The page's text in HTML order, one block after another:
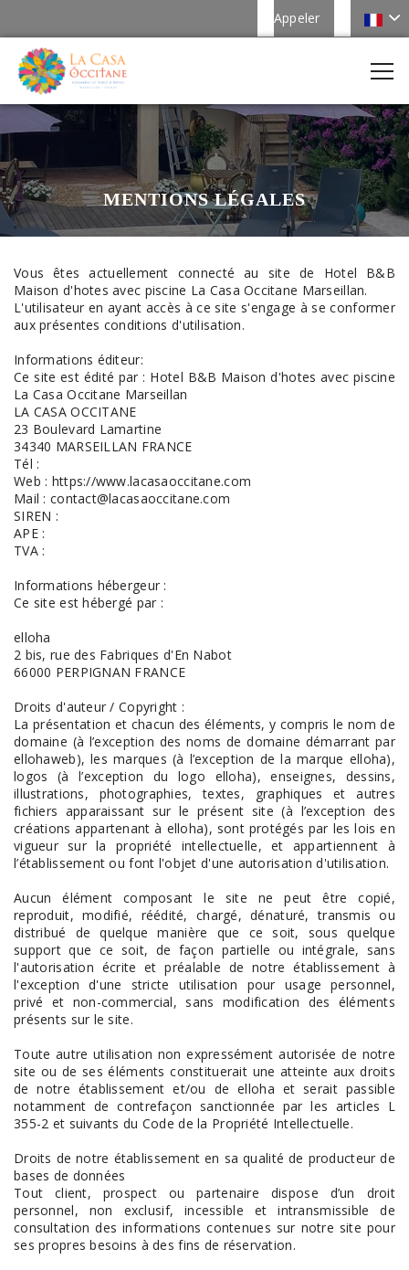
Appeler
MENTIONS LÉGALES
Vous êtes actuellement connecté au site de Hotel B&B
Maison d'hotes avec piscine La Casa Occitane Marseillan.
L'utilisateur en ayant accès à ce site s'engage à se conformer
aux présentes conditions d'utilisation.
Informations éditeur:
Ce site est édité par : Hotel B&B Maison d'hotes avec piscine
La Casa Occitane Marseillan
LA CASA OCCITANE
23 Boulevard Lamartine
34340 MARSEILLAN FRANCE
Tél :
Web : https://www.lacasaoccitane.com
Mail : contact@lacasaoccitane.com
SIREN :
APE :
TVA :
Informations hébergeur :
Ce site est hébergé par :
elloha
2 bis, rue des Fabriques d'En Nabot
66000 PERPIGNAN FRANCE
Droits d'auteur / Copyright :
La présentation et chacun des éléments, y compris le nom de
domaine (à l’exception des noms de domaine démarrant par
ellohaweb), les marques (à l’exception de la marque elloha),
logos (à l’exception du logo elloha), enseignes, dessins,
illustrations, photographies, textes, graphiques et autres
fichiers apparaissant sur le présent site (à l’exception des
créations appartenant à elloha), sont protégés par les lois en
vigueur sur la propriété intellectuelle, et appartiennent à
l’établissement ou font l'objet d'une autorisation d'utilisation.
Aucun élément composant le site ne peut être copié,
reproduit, modifié, réédité, chargé, dénaturé, transmis ou
distribué de quelque manière que ce soit, sous quelque
support que ce soit, de façon partielle ou intégrale, sans
l'autorisation écrite et préalable de notre établissement à
l'exception d'une stricte utilisation pour usage personnel,
privé et non-commercial, sans modification des éléments
présents sur le site.
Toute autre utilisation non expressément autorisée de notre
site ou de ses éléments constituerait une atteinte aux droits
de notre établissement et/ou de elloha et serait passible
notamment de contrefaçon sanctionnée par les articles L
355-2 et suivants du Code de la Propriété Intellectuelle.
Droits de notre établissement en sa qualité de producteur de
bases de données
Tout client, prospect ou partenaire dispose d’un droit
personnel, non exclusif, incessible et intransmissible de
consultation des informations contenues sur notre site pour
ses propres besoins à des fins de réservation.